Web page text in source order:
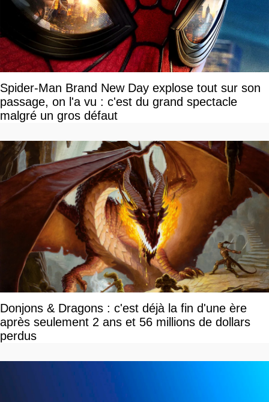
Spider-Man Brand New Day explose tout sur son
passage, on l'a vu : c'est du grand spectacle
malgré un gros défaut
Donjons & Dragons : c'est déjà la fin d'une ère
après seulement 2 ans et 56 millions de dollars
perdus